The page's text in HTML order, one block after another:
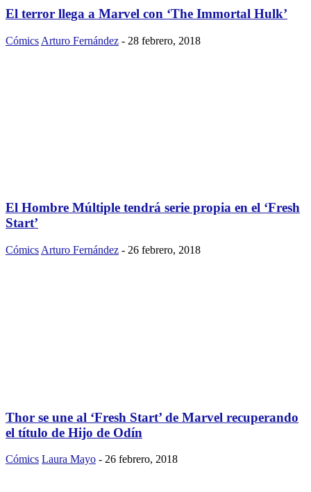
El terror llega a Marvel con ‘The Immortal Hulk’
Cómics Arturo Fernández - 28 febrero, 2018
El Hombre Múltiple tendrá serie propia en el ‘Fresh
Start’
Cómics Arturo Fernández - 26 febrero, 2018
Thor se une al ‘Fresh Start’ de Marvel recuperando
el título de Hijo de Odín
Cómics Laura Mayo - 26 febrero, 2018